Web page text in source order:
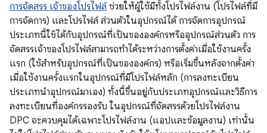
การจัดสรร เจ้าของโปรไฟล์ช่วยให้ผู้ใช้มีทั้งโปรไฟล์งาน (โปรไฟล์ที่มี
การจัดการ) และโปรไฟล์ ส่วนตัวในอุปกรณ์ได้ การจัดการอุปกรณ์
ประเภทนี้ใช้ได้กับอุปกรณ์ที่เป็นขององค์กรหรืออุปกรณ์ส่วนตัว การ
จัดสรรเจ้าของโปรไฟล์สามารถทำได้ระหว่างการตั้งค่าเมื่อใช้งานครั้ง
แรก (ใช้สำหรับอุปกรณ์ที่เป็นขององค์กร) หรือเริ่มขึ้นหลังจากตั้งค่า
เมื่อใช้งานครั้งแรกในอุปกรณ์ที่มีโปรไฟล์หลัก (การลงทะเบียน
ประเภทนำอุปกรณ์มาเอง) ทั้งนี้ขึ้นอยู่กับประเภทอุปกรณ์และวิธีการ
ลงทะเบียนที่องค์กรรองรับ ในอุปกรณ์ที่จัดสรรด้วยโปรไฟล์งาน
DPC จะควบคุมได้เฉพาะโปรไฟล์งาน (แอปและข้อมูลงาน) เท่านั้น